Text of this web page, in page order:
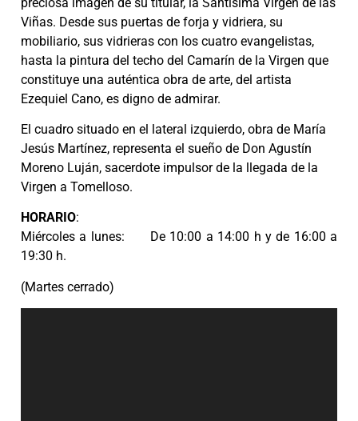
Viñas. Desde sus puertas de forja y vidriera, su
mobiliario, sus vidrieras con los cuatro evangelistas,
hasta la pintura del techo del Camarín de la Virgen que
constituye una auténtica obra de arte, del artista
Ezequiel Cano, es digno de admirar.
El cuadro situado en el lateral izquierdo, obra de María
Jesús Martínez, representa el sueño de Don Agustín
Moreno Luján, sacerdote impulsor de la llegada de la
Virgen a Tomelloso.
HORARIO:
Miércoles a lunes: De 10:00 a 14:00 h y de 16:00 a
19:30 h.
(Martes cerrado)